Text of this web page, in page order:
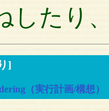
したり
]
（実行計画/構想）